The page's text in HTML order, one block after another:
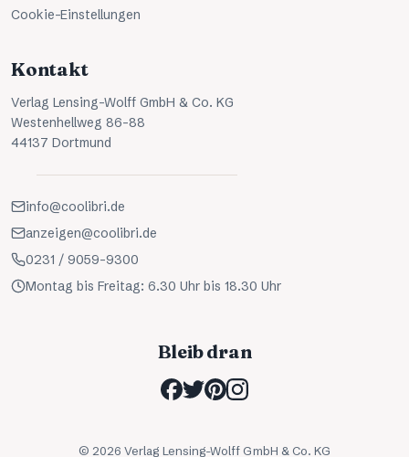
Cookie-Einstellungen
Kontakt
Verlag Lensing-Wolff GmbH & Co. KG
Westenhellweg 86-88
44137 Dortmund
info@coolibri.de
anzeigen@coolibri.de
0231 / 9059-9300
Montag bis Freitag: 6.30 Uhr bis 18.30 Uhr
Bleib dran
© 2026 Verlag Lensing-Wolff GmbH & Co. KG